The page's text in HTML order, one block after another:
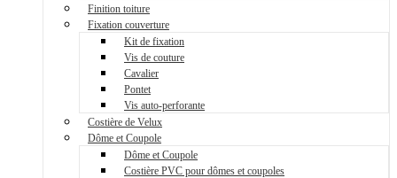
Finition toiture
Fixation couverture
Kit de fixation
Vis de couture
Cavalier
Pontet
Vis auto-perforante
Costière de Velux
Dôme et Coupole
Dôme et Coupole
Costière PVC pour dômes et coupoles